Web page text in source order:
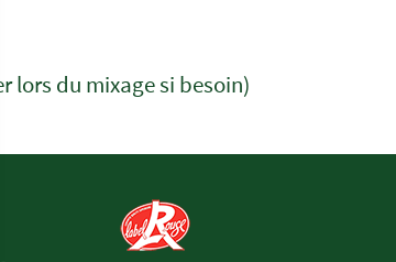
lors du mixage si besoin)